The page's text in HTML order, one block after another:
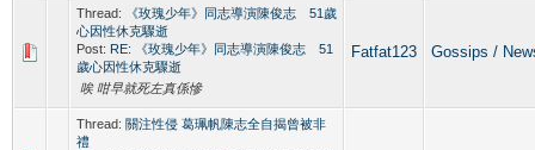
Thread:
《玫瑰少年》同志導演陳俊志 51歲
心因性休克驟逝
Post: RE: 《玫瑰少年》同志導演陳俊志 51
歲心因性休克驟逝
唉 咁早就死左真係慘
Fatfat123 Gossips /
Thread: 關注性侵 葛珮帆陳志全自揭曾被非
禮